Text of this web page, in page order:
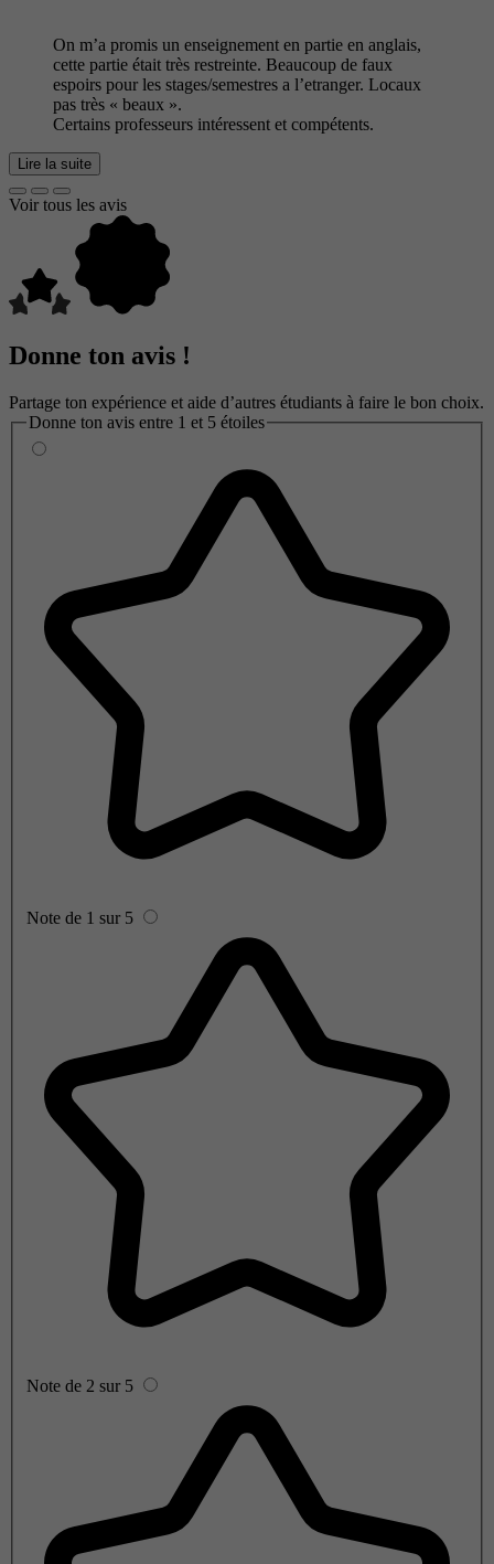
On m’a promis un enseignement en partie en anglais,
cette partie était très restreinte. Beaucoup de faux
espoirs pour les stages/semestres a l’etranger. Locaux
pas très « beaux ».
Certains professeurs intéressent et compétents.
Lire la suite
Voir tous les avis
Donne ton avis !
Partage ton expérience et aide d’autres étudiants à faire le bon choix.
Donne ton avis entre 1 et 5 étoiles
Note de 1 sur 5
Note de 2 sur 5